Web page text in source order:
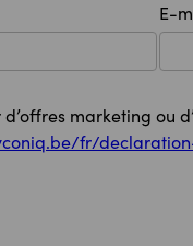
E-
marketing
fr/